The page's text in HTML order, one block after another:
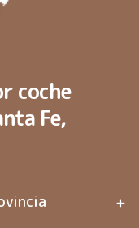
coche
Fe,